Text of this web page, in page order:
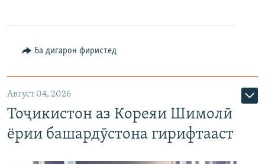
Ба дигарон фиристед
Август 04, 2026
Тоҷикистон аз Кореяи Шимолӣ
ёрии башардӯстона гирифтааст